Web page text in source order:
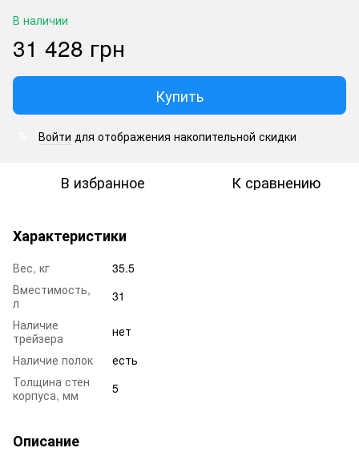
В наличии
31 428 грн
Купить
Войти для отображения накопительной скидки
В избранное К сравнению
Характеристики
Вес, кг
35.5
Вместимость,
л
31
Наличие
трейзера
нет
Наличие полок
есть
Толщина стен
корпуса, мм
5
Описание